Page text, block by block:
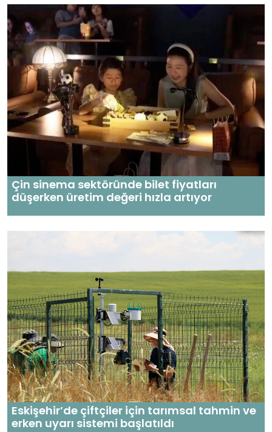
Çin sinema sektöründe bilet fiyatları
düşerken üretim değeri hızla artıyor
Eskişehir’de çiftçiler için tarımsal tahmin ve
erken uyarı sistemi başlatıldı